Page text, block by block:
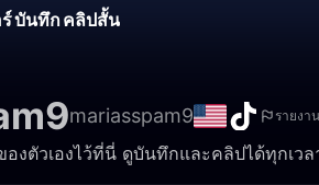
บันทึกคลิปสั้น
mariasspam9 รายงาน
องตัวเองไว้ที่นี่ ดูบันทึกและคลิปได้ทุกเวล